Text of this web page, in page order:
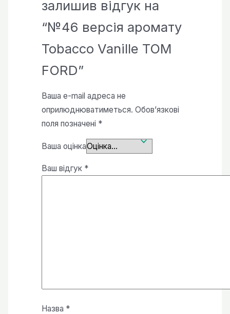
залишив відгук на
“№46 версія аромату
Tobacco Vanille TOM
FORD”
Ваша e-mail адреса не
оприлюднюватиметься. Обов’язкові
поля позначені *
Ваша оцінка
Ваш відгук *
Назва *